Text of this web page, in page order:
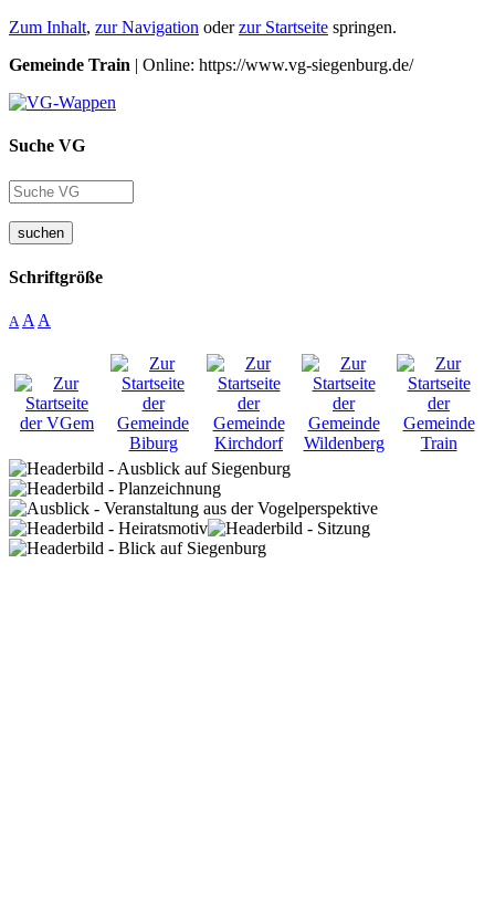
Zum Inhalt, zur Navigation oderzur Startseite springen.
Gemeinde Train | Online: https://www.vg-siegenburg.de/
Suche VG
suchen
Schriftgröße
A A A